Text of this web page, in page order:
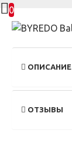
0
ОПИСАНИЕ
ОТЗЫВЫ